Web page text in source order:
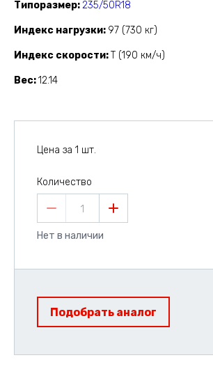
Типоразмер 235/50R18
Индекс нагрузки 97 (730 кг)
Индекс скорости T (190 км/ч)
Вес 12.14
Цена за 1 шт.
Количество
1
Нет в наличии
Подобрать аналог